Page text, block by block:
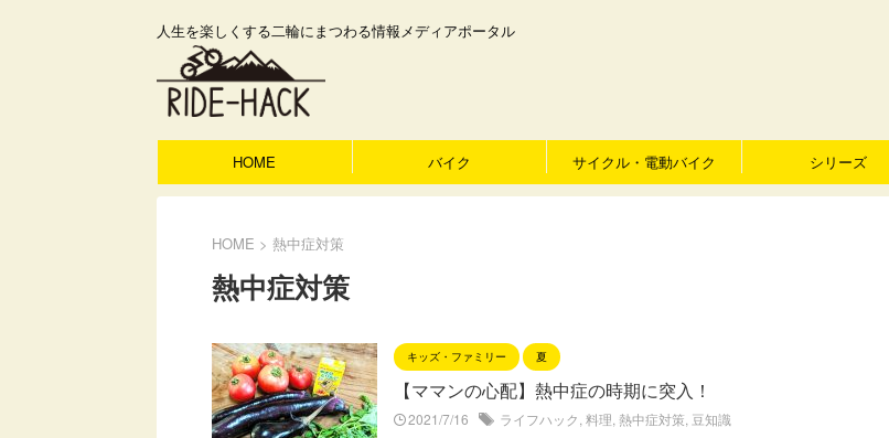
人生を楽しくする二輪にまつわる情報メディアポータル
HOME バイク サイクル・電動バイク シリーズ
HOME > 熱中症対策
熱中症対策
キッズ・ファミリー 夏
【ママンの心配】熱中症の時期に突入！
2021/7/16 ライフハック 料理 熱中症対策 豆知識